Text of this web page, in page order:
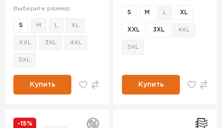
Выберите размер:
S M XL
XXL 3XL 4XL
5XL
Купить
S M XL
XXL 3XL 4XL
5XL
Купить
-15%